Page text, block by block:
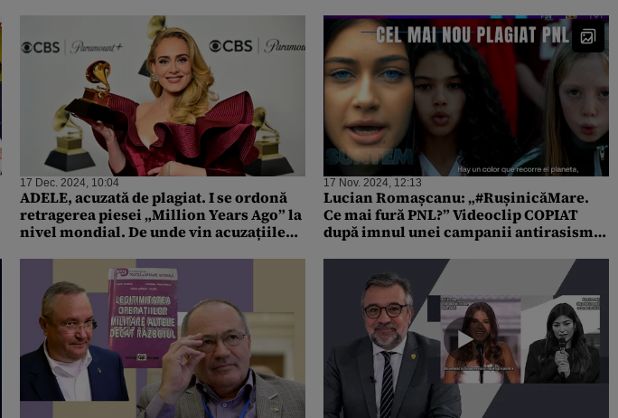
parchetele nu vor fi de natură politică”.
Ce spune PSD de jurnalista Emilia
Șercan
transmite liderilor PSD
17 Dec. 2024, 10:04
ADELE, acuzată de plagiat. I se ordonă
retragerea piesei „Million Years Ago” la
nivel mondial. De unde vin acuzațiile
17 Nov. 2024, 12:13
Lucian Romașcanu: „#RușinicăMare.
Ce mai fură PNL?” Videoclip COPIAT
după imnul unei campanii antirasism